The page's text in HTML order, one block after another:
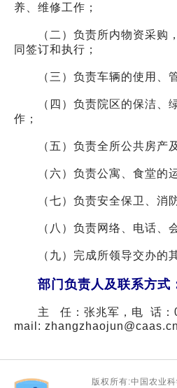
养、维修工作；
（二）负责所内物资采购
同签订和执行；
（三）负责车辆的使用、
（四）负责院区的保洁、
作；
（五）负责全所公共房产
（六）负责公寓、食堂的
（七）负责安全保卫、消
（八）负责网络、电话、
（九）完成所领导交办的
部门负责人及联系方式
主 任： 张兆军，电 话
mail: zhangzhaojun@caas.cn
版权所有:中国农业